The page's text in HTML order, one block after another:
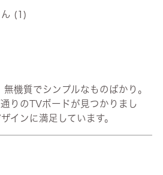
1
機質でシンプルなものばかり。
りのTVボードが見つかりまし
インに満足しています。